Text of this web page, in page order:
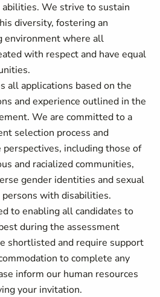
We strive to sustain
diversity, fostering an
environment where all
with respect and have equal
all applications based on the
and experience outlined in the
We are committed to a
selection process and
including those of
and racialized communities,
gender identities and sexual
with disabilities.
to enabling all candidates to
during the assessment
shortlisted and require support
to complete any
inform our human resources
your invitation.